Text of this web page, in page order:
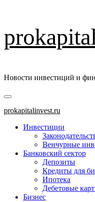
к
содержимому
Новости инвестиций и
Основное
меню
prokapitalinvest.ru
Инвестиции
Венчурные
Банковский сектор
Депозиты
Кредиты для
Ипотека
Дебетовые
Бизнес